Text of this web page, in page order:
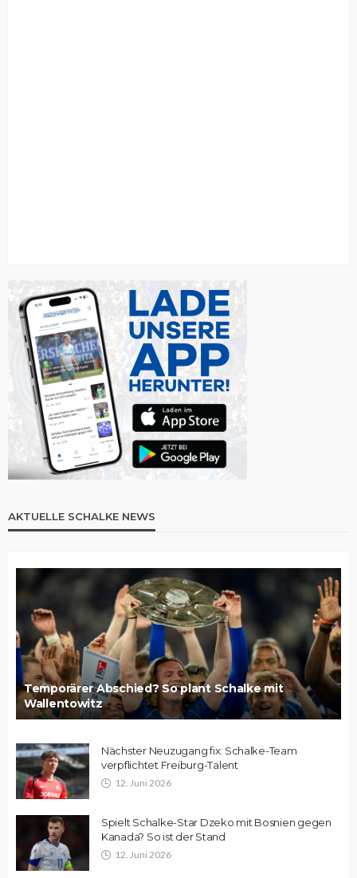
AKTUELLE SCHALKE NEWS
Temporärer Abschied? So plant Schalke mit
Wallentowitz
Nächster Neuzugang fix: Schalke-Team
verpflichtet Freiburg-Talent
12. Juni 2026
Spielt Schalke-Star Dzeko mit Bosnien gegen
Kanada? So ist der Stand
12. Juni 2026